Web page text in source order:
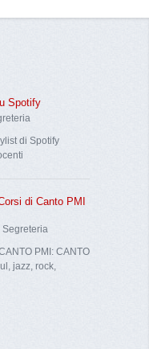
Spotify
di Spotify
di Canto PMI
Segreteria
PMI: CANTO
jazz, rock,